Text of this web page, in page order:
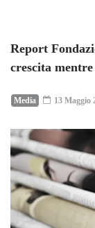
Report
crescita
Media 13 Maggio